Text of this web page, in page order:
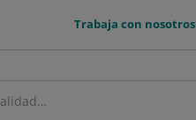
menuTop
Trabaja con nosotros